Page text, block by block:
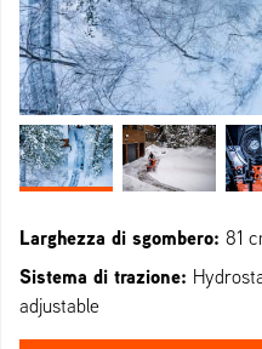
Larghezza di sgombero: 81
Sistema di trazione:
adjustable